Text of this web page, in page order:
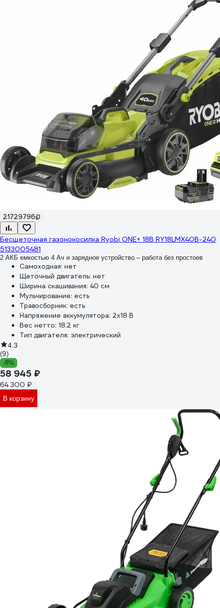
21729796
Бесщеточная газонокосилка Ryobi ONE+ 18В RY18LMX40B-240
5133005481
2 АКБ емкостью 4 Ач и зарядное устройство – работа без простоев
Самоходная: нет
Щеточный двигатель: нет
Ширина скашивания: 40 см
Мульчирование: есть
Травосборник: есть
Напряжение аккумулятора: 2х18 В
Вес нетто: 18.2 кг
Тип двигателя: электрический
4.3
(9)
-8%
58 945 ₽
64 300 ₽
В корзину